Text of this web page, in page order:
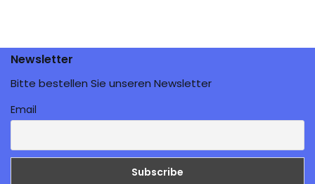
Newsletter
Bitte bestellen Sie unseren Newsletter
Email